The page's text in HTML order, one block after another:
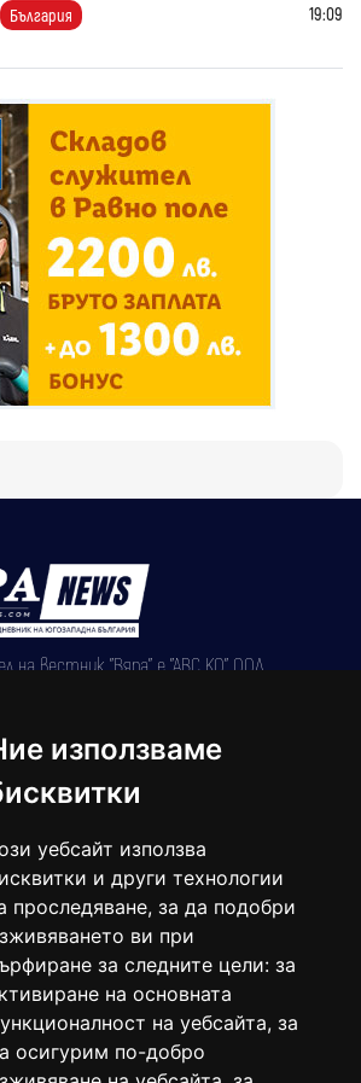
използваме
уебсайт използва
и други технологии
проследяване, за да подобри
ви при
за следните цели: за
на основната
на уебсайта, за
осигурим по-добро
България 19:09
на вестник "Вяра" е "АВС КО" ООД,
година.
Ботев" 43
и абонаменти